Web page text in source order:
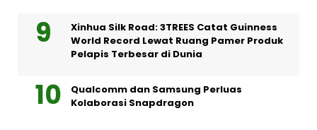
Xinhua Silk Road: 3TREES Catat Guinness
World Record Lewat Ruang Pamer Produk
Pelapis Terbesar di Dunia
Qualcomm dan Samsung Perluas
Kolaborasi Snapdragon